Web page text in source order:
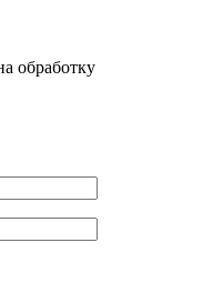
обработку